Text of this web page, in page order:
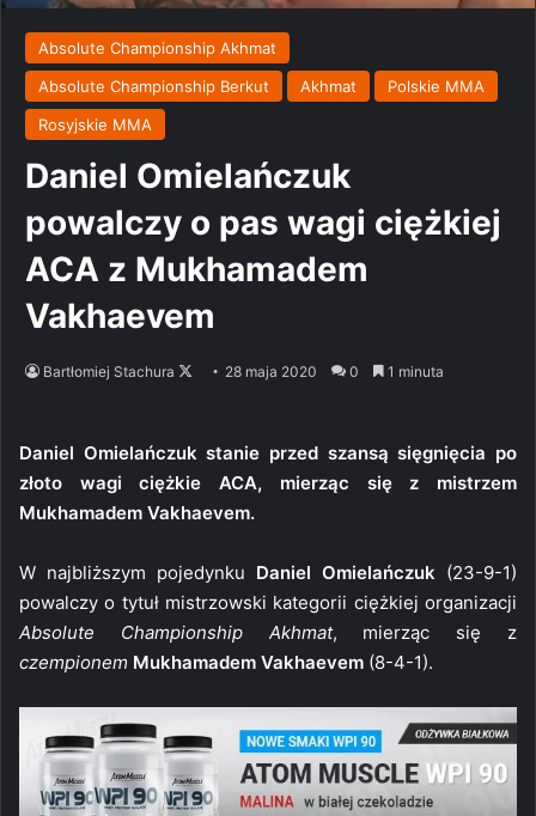
Absolute Championship Akhmat
Absolute Championship Berkut
Akhmat
Polskie MMA
Rosyjskie MMA
Daniel Omielańczuk
powalczy o pas wagi ciężkiej
ACA z Mukhamadem
Vakhaevem
Bartłomiej Stachura
Follow28 maja 2020 0 1 minuta
Daniel Omielańczuk stanie przed szansą sięgnięcia po
złoto wagi ciężkie ACA, mierząc się z mistrzem
Mukhamadem Vakhaevem.
W najbliższym pojedynku Daniel Omielańczuk (23-9-1)
powalczy o tytuł mistrzowski kategorii ciężkiej organizacji
Absolute Championship Akhmat, mierząc się z
czempionem Mukhamadem Vakhaevem (8-4-1).